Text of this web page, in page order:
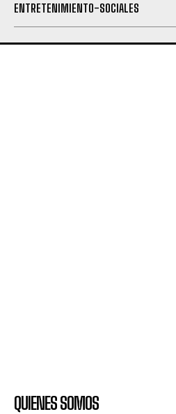
ENTRETENIMIENTO-SOCIALES
QUIENES SOMOS